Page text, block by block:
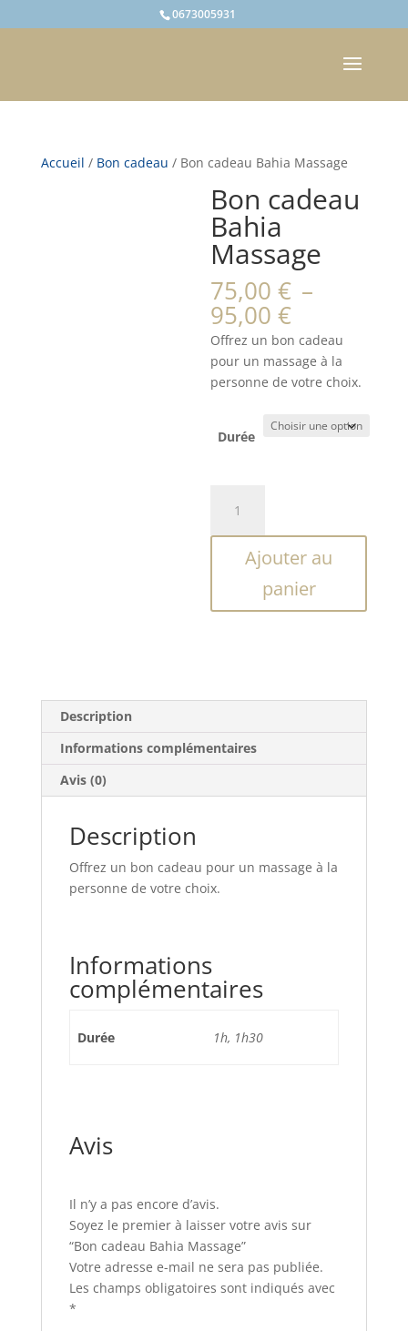
0673005931
Accueil / Bon cadeau / Bon cadeau Bahia Massage
Bon cadeau
Bahia
Massage
75,00€ –
95,00€Plage
de
prix :
75,00 €
à
95,00 €
Offrez un bon cadeau
pour un massage à la
personne de votre choix.
Durée
Bon
cadeau
Massage
Ajouter au
panier
Description
Informations complémentaires
Avis (0)
Description
Offrez un bon cadeau pour un massage à la
personne de votre choix.
Informations
complémentaires
Durée 1h, 1h30
Avis
Il n’y a pas encore d’avis.
Soyez le premier à laisser votre avis sur
“Bon cadeau Bahia Massage”
Votre adresse e-mail ne sera pas publiée.
Les champs obligatoires sont indiqués avec
*